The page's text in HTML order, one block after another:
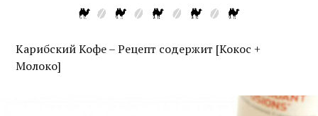
Карибский Кофе – Рецепт содержит [Кокос +
Молоко]